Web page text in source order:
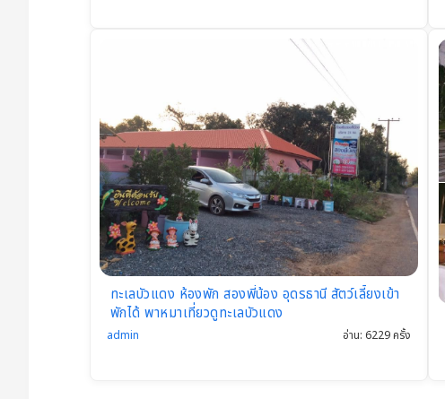
ทะเลบัวแดง ห้องพัก สองพี่น้อง อุดรธานี สัตว์เลี้ยงเข้า
พักได้ พาหมาเที่ยวดูทะเลบัวแดง
อ่าน: 6229 ครั้ง
admin